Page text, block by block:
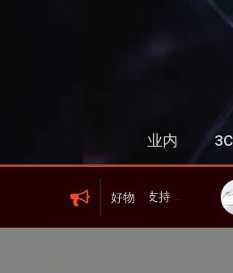
业内
好物
屏显、6000mAh 电池、峰值下行2.0Gbps Baseus